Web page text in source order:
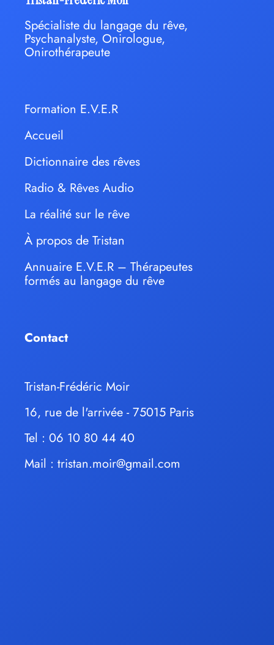
Spécialiste du langage du rêve,
Psychanalyste, Onirologue,
Onirothérapeute
Formation E.V.E.R
Accueil
Dictionnaire des rêves
Radio & Rêves Audio
La réalité sur le rêve
À propos de Tristan
Annuaire E.V.E.R – Thérapeutes
formés au langage du rêve
Contact
Tristan-Frédéric Moir
16, rue de l'arrivée - 75015 Paris
Tel : 06 10 80 44 40
Mail : tristan.moir@gmail.com